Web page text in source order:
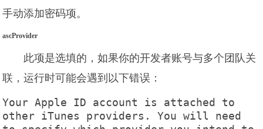
手动添加密码项。
ascProvider
此项是选填的，如果你的开发者账号与多个团队关
联，运行时可能会遇到以下错误：
Your Apple ID account is attached to
other iTunes providers. You will need